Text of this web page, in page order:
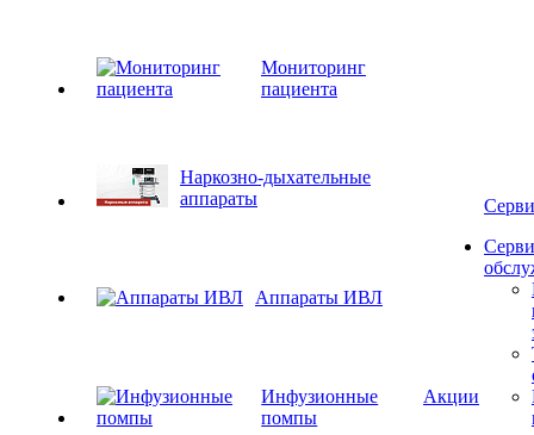
Мониторинг
пациента
Наркозно-дыхательные
аппараты
Аппараты ИВЛ
Инфузионные
помпы
Акции